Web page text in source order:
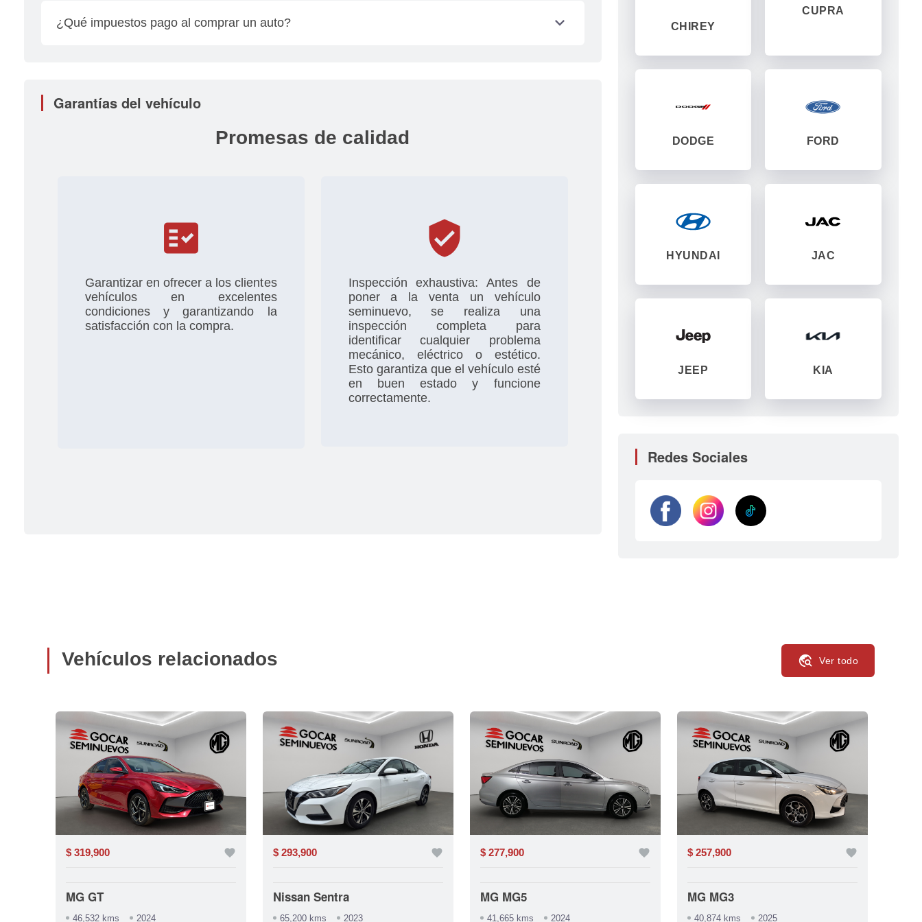
personalmente.
¿Qué impuestos pago al comprar un auto? expand_more
Garantías del vehículo
Promesas de calidad
fact_check
Garantizar en ofrecer a los clientes
vehículos en excelentes
condiciones y garantizando la
satisfacción con la compra.
verified_user
Inspección exhaustiva: Antes de
poner a la venta un vehículo
seminuevo, se realiza una
inspección completa para
identificar cualquier problema
mecánico, eléctrico o estético.
Esto garantiza que el vehículo esté
en buen estado y funcione
correctamente.
CHIREY
CUPRA
DODGE FORD
HYUNDAI JAC
JEEP KIA
Redes Sociales
Vehículos relacionados travel_explore Ver todo
$ 319,900 favorite
MG GT
46,532 kms 2024
$ 293,900 favorite
Nissan Sentra
65,200 kms 2023
$ 277,900 favorite
MG MG5
41,665 kms 2024
$ 257,900 favorite
MG MG3
40,874 kms 2025